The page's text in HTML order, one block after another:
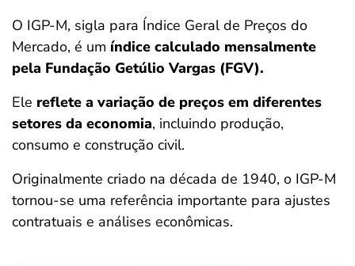
O IGP-M, sigla para Índice Geral de Preços do
Mercado, é um índice calculado mensalmente
pela Fundação Getúlio Vargas (FGV).
Ele reflete a variação de preços em diferentes
setores da economia, incluindo produção,
consumo e construção civil.
Originalmente criado na década de 1940, o IGP-M
tornou-se uma referência importante para ajustes
contratuais e análises econômicas.